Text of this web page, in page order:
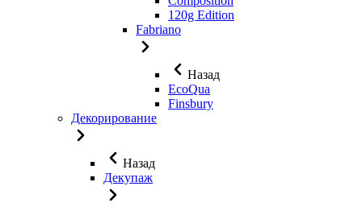
120g Edition
Fabriano
Назад
EcoQua
Finsbury
Декорирование
Назад
Декупаж